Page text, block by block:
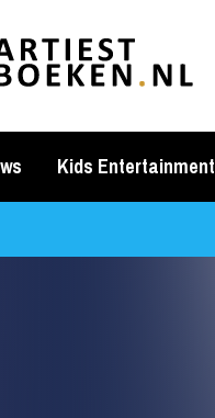
Kids Entertainment